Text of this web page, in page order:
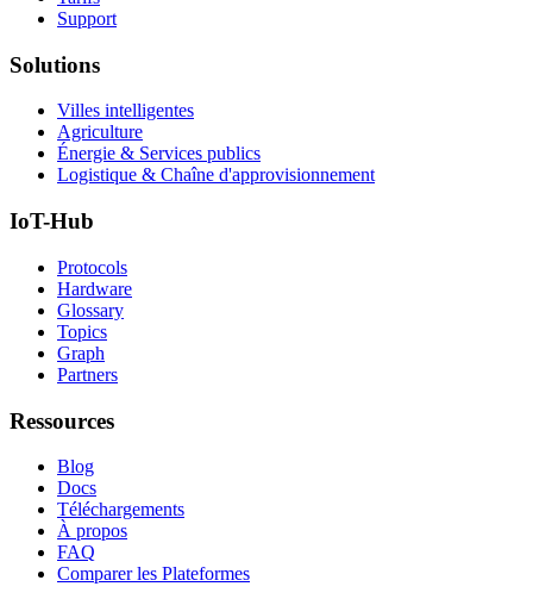
Support
Solutions
Villes intelligentes
Agriculture
Énergie & Services publics
Logistique & Chaîne d'approvisionnement
IoT-Hub
Protocols
Hardware
Glossary
Topics
Graph
Partners
Ressources
Blog
Docs
Téléchargements
À propos
FAQ
Comparer les Plateformes